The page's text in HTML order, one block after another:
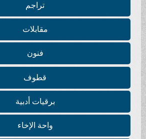
تراجم
مقابلات
فنون
قطوف
برقيات أدبية
واحة الإخاء